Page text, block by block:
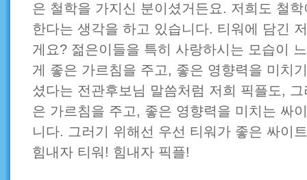
은 철학을 가지신 분이셨거든요. 저희도 철
한다는 생각을 하고 있습니다. 티워에 담긴
게요? 젊은이들을 특히 사랑하시는 모습이
게 좋은 가르침을 주고, 좋은 영향력을 미치
셨다는 전관후보님 말씀처럼 저희 픽플도,
은 가르침을 주고, 좋은 영향력을 미치는 싸
니다. 그러기 위해선 우선 티워가 좋은 싸이
힘내자 티워! 힘내자 픽플!